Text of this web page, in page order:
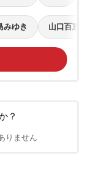
みゆき 山口百恵
？
りません